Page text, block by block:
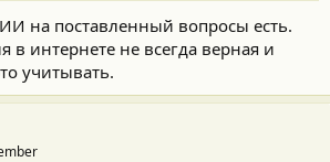
на поставленный вопросы есть.
в интернете не всегда верная и
учитывать.